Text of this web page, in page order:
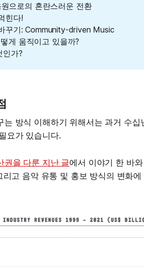
으로의 혼란스러운 전환
힌다!
꾸기: Community-driven Music
게 움직이고 있을까?
인가?
는 방식 이해하기 위해서는 과거 수
요가 있습니다.
권을 다룬 지난 글에서 이야기 한 바
리고 음악 유통 및 홍보 방식의 변화